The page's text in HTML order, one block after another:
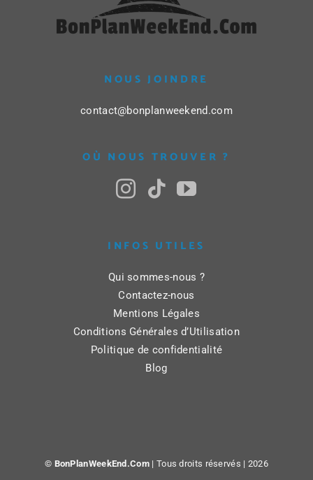
NOUS JOINDRE
contact@bonplanweekend.com
OÙ NOUS TROUVER ?
INFOS UTILES
Qui sommes-nous ?
Contactez-nous
Mentions Légales
Conditions Générales d’Utilisation
Politique de confidentialité
Blog
© BonPlanWeekEnd.Com | Tous droits réservés | 2026